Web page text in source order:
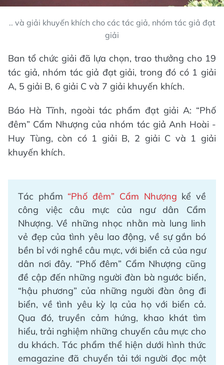
.. và giải khuyến khích cho các tác giả, nhóm tác giả đạt
giải
Ban tổ chức giải đã lựa chọn, trao thưởng cho 19
tác giả, nhóm tác giả đạt giải, trong đó có 1 giải
A, 5 giải B, 6 giải C và 7 giải khuyến khích.
Báo Hà Tĩnh, ngoài tác phẩm đạt giải A: “Phố
đêm” Cẩm Nhượng của nhóm tác giả Anh Hoài -
Huy Tùng, còn có 1 giải B, 2 giải C và 1 giải
khuyến khích.
Tác phẩm “Phố đêm” Cẩm Nhượng kể về
công việc câu mực của ngư dân Cẩm
Nhượng. Về những nhọc nhằn mà lung linh
vẻ đẹp của tình yêu lao động, về sự gắn bó
bền bỉ với nghề câu mực, với biển cả của ngư
dân nơi đây. “Phố đêm” Cẩm Nhượng cũng
đề cập đến những người đàn bà ngước biển,
“hậu phương” của những người đàn ông đi
biển, về tình yêu kỳ lạ của họ với biển cả.
Qua đó, truyền cảm hứng, khao khát tìm
hiểu, trải nghiệm những chuyến câu mực cho
du khách. Tác phẩm thể hiện dưới hình thức
emagazine đã chuyển tải tới người đọc một